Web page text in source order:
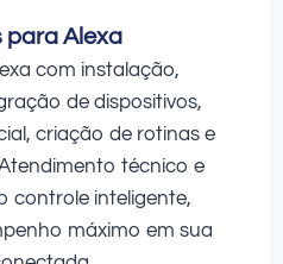
para Alexa
com instalação,
de dispositivos,
criação de rotinas e
técnico e
controle inteligente,
máximo em sua